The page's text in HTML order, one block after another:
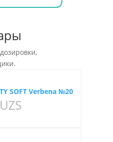
SOFT Verbena №20
UZS